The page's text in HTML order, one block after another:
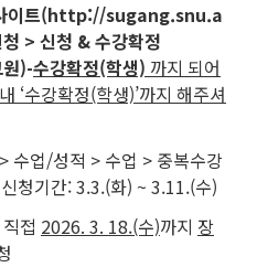
이트(http://sugang.snu.a
> 신청 & 수강확정
)-수강확정(학생) 까지 되어
‘수강확정(학생)’까지 해주셔
수업/성적 > 수업 > 중복수강
청기간: 3.3.(화) ~ 3.11.(수)
접 2026. 3. 18.(수)까지 장